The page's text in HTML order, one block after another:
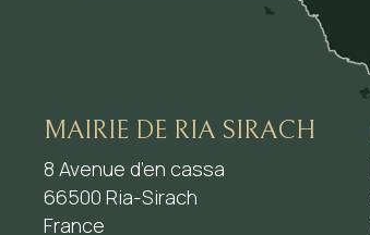
MAIRIE DE RIA SIRACH
8 Avenue d’en cassa
66500 Ria-Sirach
France